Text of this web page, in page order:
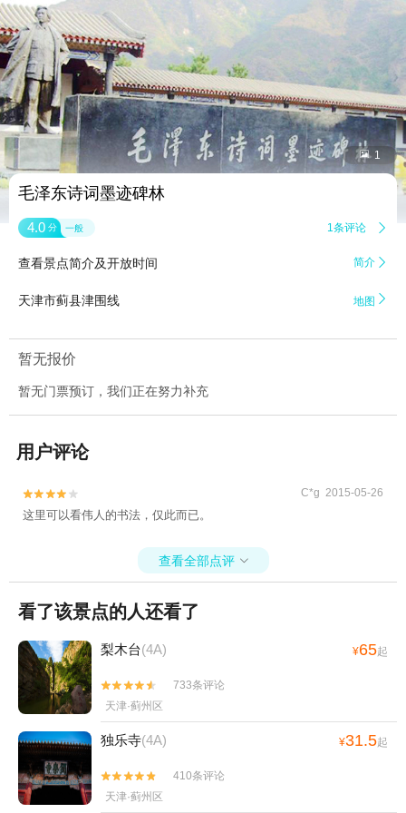
 1
毛泽东诗词墨迹碑林
4.0 分 一般 1条评论 
查看景点简介及开放时间 简介 
天津市蓟县津围线 地图 
暂无报价
暂无门票预订，我们正在努力补充
用户评论

 C*g 2015-05-26
这里可以看伟人的书法，仅此而已。
查看全部点评 
看了该景点的人还看了
梨木台(4A) ¥65起


733条评论
天津·蓟州区
独乐寺(4A) ¥31.5起


410条评论
天津·蓟州区
